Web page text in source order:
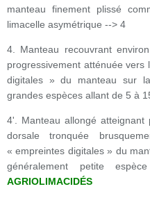
manteau finement plissé
limacelle asymétrique --> 4
4. Manteau recouvrant
progressivement atténuée
digitales » du manteau sur
grandes espèces allant de 5 à
4'. Manteau allongé
dorsale tronquée
« empreintes digitales » du
généralement petite
AGRIOLIMACIDÉS